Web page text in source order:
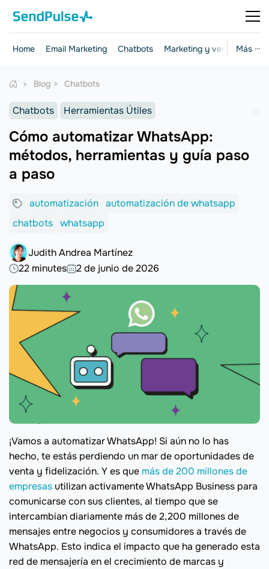
Más ···
Home Email Marketing Chatbots Marketing y ventas
Blog Chatbots
Chatbots Herramientas Útiles
Cómo automatizar WhatsApp:
métodos, herramientas y guía paso
a paso
automatización automatización de whatsapp
chatbots whatsapp
Judith Andrea Martínez
22 minutes
2 de junio de 2026
¡Vamos a automatizar WhatsApp! Si aún no lo has
hecho, te estás perdiendo un mar de oportunidades de
venta y fidelización. Y es que más de 200 millones de
empresas utilizan activamente WhatsApp Business para
comunicarse con sus clientes, al tiempo que se
intercambian diariamente más de 2,200 millones de
mensajes entre negocios y consumidores a través de
WhatsApp. Esto indica el impacto que ha generado esta
red de mensajería en el crecimiento de marcas y